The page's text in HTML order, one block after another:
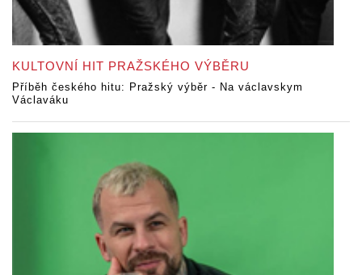
KULTOVNÍ HIT PRAŽSKÉHO VÝBĚRU
Příběh českého hitu: Pražský výběr - Na václavskym
Václaváku